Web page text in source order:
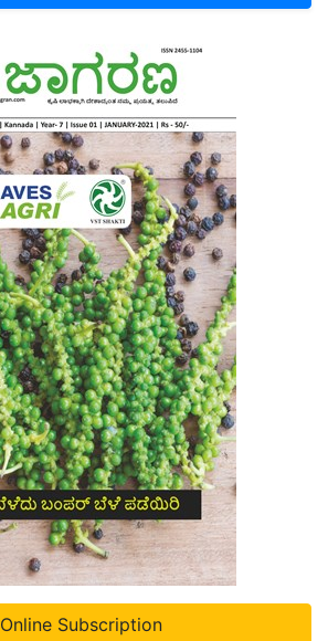
Online Subscription